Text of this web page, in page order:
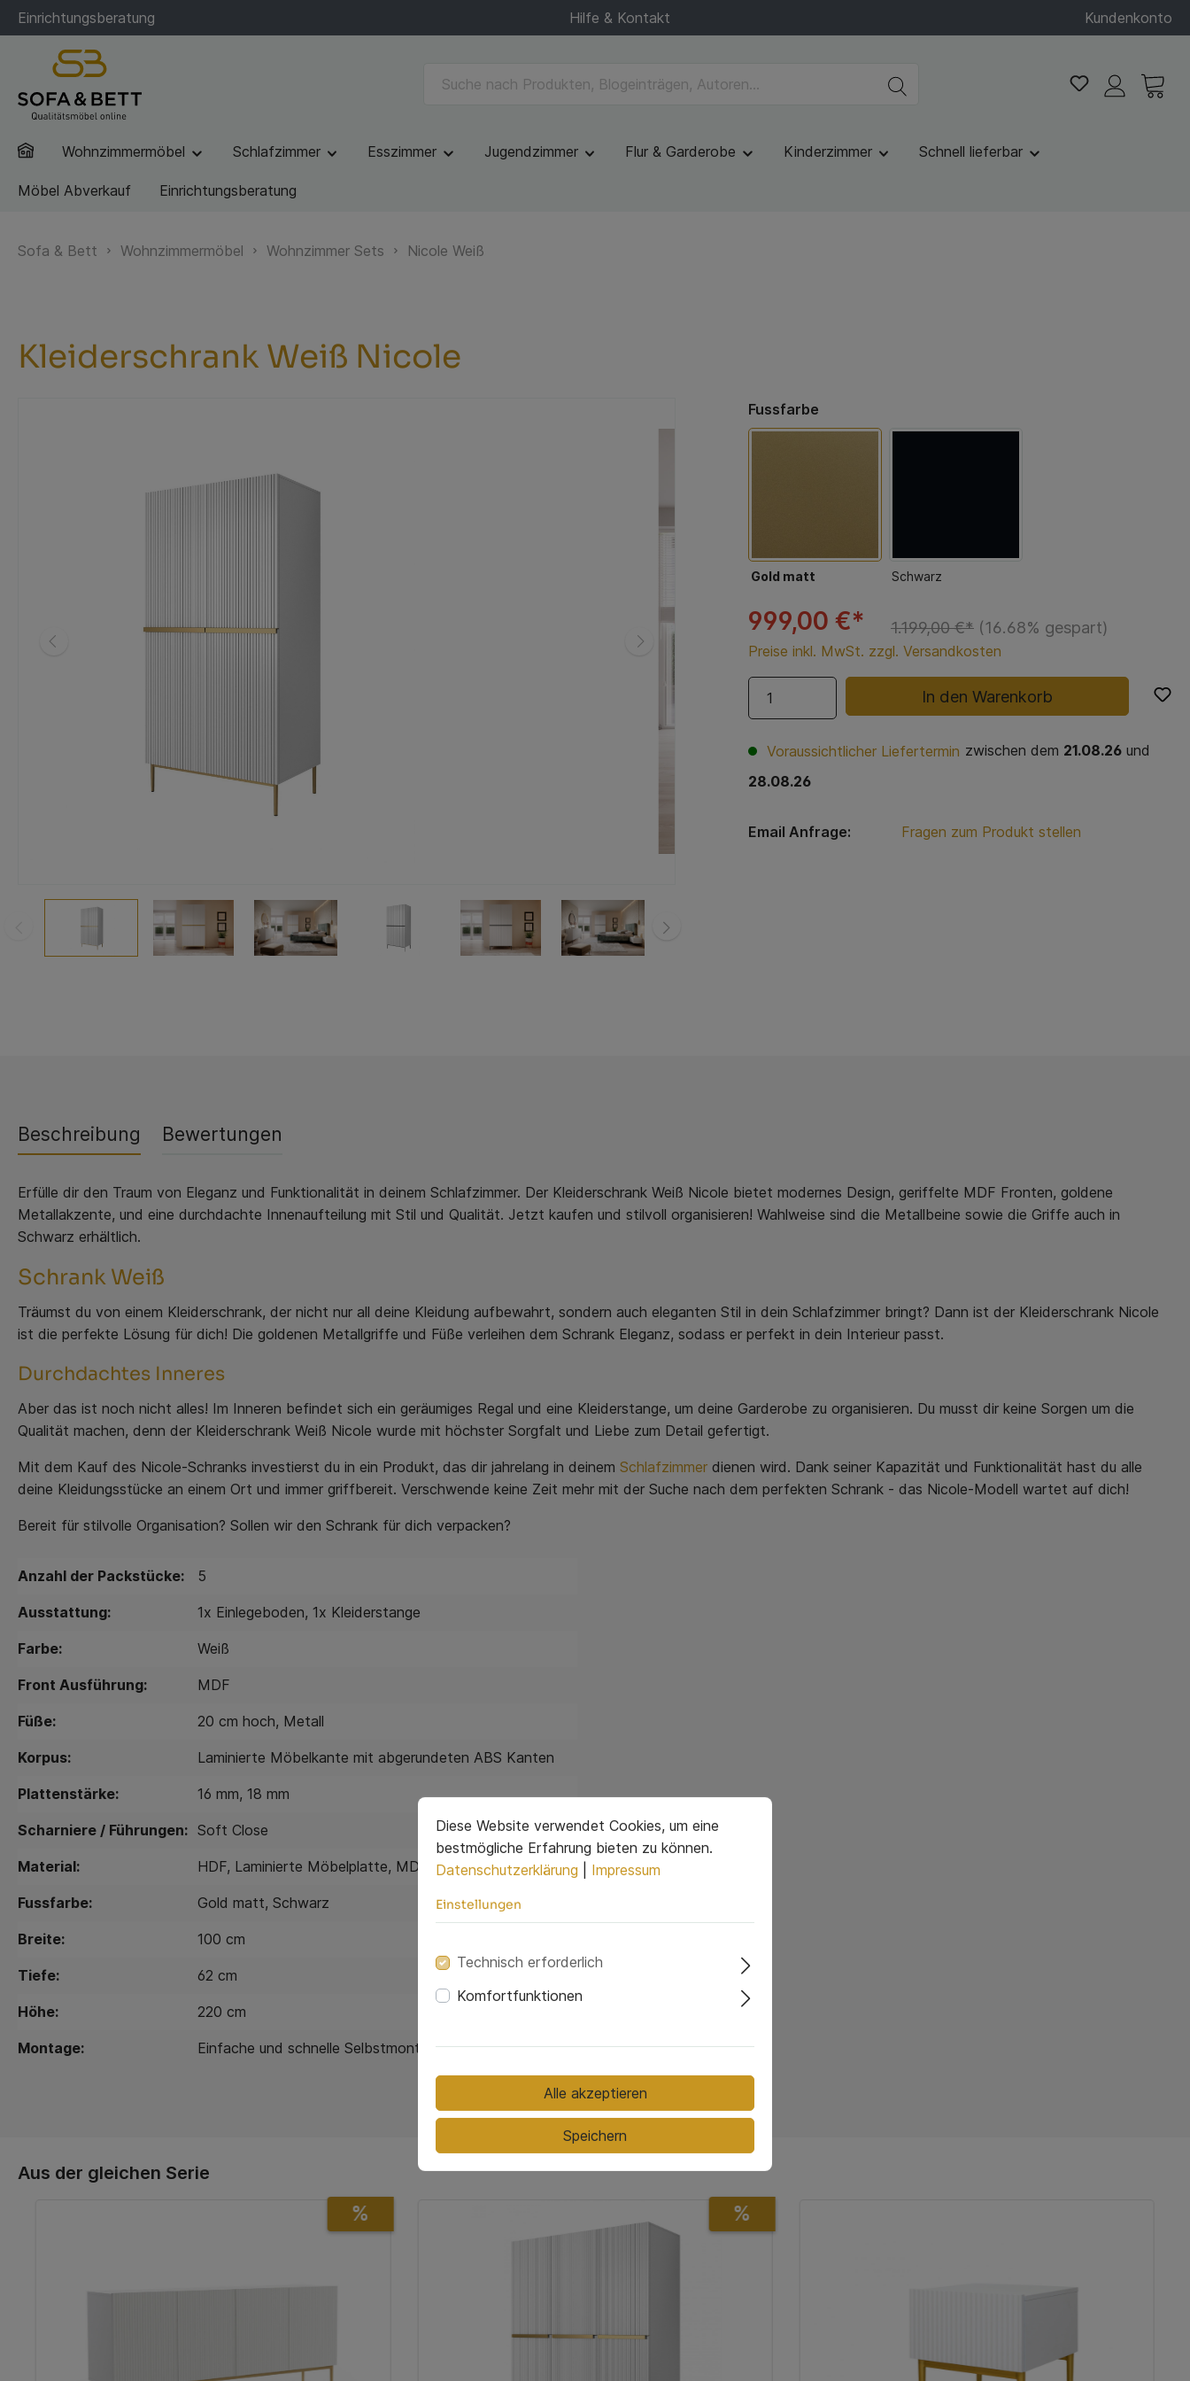
Einrichtungsberatung Hilfe & Kontakt Kundenkonto
Wohnzimmermöbel Schlafzimmer Esszimmer Jugendzimmer Flur & Garderobe Kinderzimmer Schnell lieferbar
Möbel Abverkauf Einrichtungsberatung
Sofa & Bett Wohnzimmermöbel Wohnzimmer Sets Nicole Weiß
Kleiderschrank Weiß Nicole
999,00 €* 1.199,00 €* (16.68% gespart)
Preise inkl. MwSt. zzgl. Versandkosten
Voraussichtlicher Liefertermin zwischen dem 21.08.26 und
28.08.26
Fussfarbe
Gold matt Schwarz
In den Warenkorb
Email Anfrage: Fragen zum Produkt stellen
Beschreibung Bewertungen
Erfülle dir den Traum von Eleganz und Funktionalität in deinem Schlafzimmer. Der Kleiderschrank Weiß Nicole bietet modernes Design, geriffelte MDF Fronten, goldene
Metallakzente, und eine durchdachte Innenaufteilung mit Stil und Qualität. Jetzt kaufen und stilvoll organisieren! Wahlweise sind die Metallbeine sowie die Griffe auch in
Schwarz erhältlich.
Schrank Weiß
Träumst du von einem Kleiderschrank, der nicht nur all deine Kleidung aufbewahrt, sondern auch eleganten Stil in dein Schlafzimmer bringt? Dann ist der Kleiderschrank Nicole
ist die perfekte Lösung für dich! Die goldenen Metallgriffe und Füße verleihen dem Schrank Eleganz, sodass er perfekt in dein Interieur passt.
Durchdachtes Inneres
Aber das ist noch nicht alles! Im Inneren befindet sich ein geräumiges Regal und eine Kleiderstange, um deine Garderobe zu organisieren. Du musst dir keine Sorgen um die
Qualität machen, denn der Kleiderschrank Weiß Nicole wurde mit höchster Sorgfalt und Liebe zum Detail gefertigt.
Mit dem Kauf des Nicole-Schranks investierst du in ein Produkt, das dir jahrelang in deinem Schlafzimmer dienen wird. Dank seiner Kapazität und Funktionalität hast du alle
deine Kleidungsstücke an einem Ort und immer griffbereit. Verschwende keine Zeit mehr mit der Suche nach dem perfekten Schrank - das Nicole-Modell wartet auf dich!
Bereit für stilvolle Organisation? Sollen wir den Schrank für dich verpacken?
Anzahl der Packstücke: 5
Ausstattung: 1x Einlegeboden, 1x Kleiderstange
Farbe: Weiß
Front Ausführung: MDF
Füße: 20 cm hoch, Metall
Korpus: Laminierte Möbelkante mit abgerundeten ABS Kanten
Plattenstärke: 16 mm, 18 mm
Scharniere / Führungen: Soft Close
Material: HDF, Laminierte Möbelplatte, MDF , Metall
Fussfarbe: Gold matt, Schwarz
Breite: 100 cm
Tiefe: 62 cm
Höhe: 220 cm
Montage: Einfache und schnelle Selbstmontage
Aus der gleichen Serie
% %
Diese Website verwendet Cookies, um eine
bestmögliche Erfahrung bieten zu können.
Datenschutzerklärung
Impressum
Einstellungen
Technisch erforderlich
Komfortfunktionen
Alle akzeptieren
Speichern